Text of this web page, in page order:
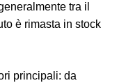
tra il
è rimasta in stock
principali: da